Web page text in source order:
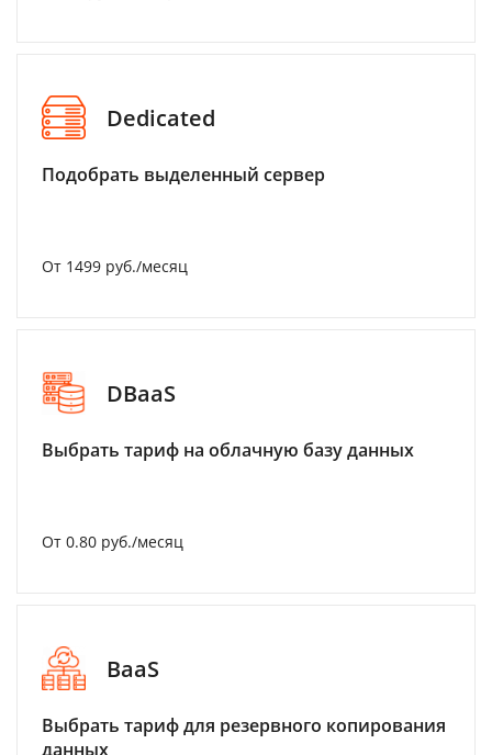
Dedicated
Подобрать выделенный сервер
От 1499 руб./месяц
DBaaS
Выбрать тариф на облачную базу данных
От 0.80 руб./месяц
BaaS
Выбрать тариф для резервного копирования
данных